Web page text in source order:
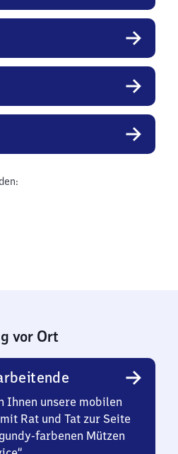
vor Ort
Ihnen unsere mobilen
Rat und Tat zur Seite
farbenen Mützen